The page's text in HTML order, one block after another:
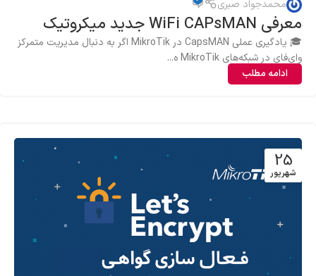
محمدجواد صبری
معرفی WiFi CAPsMAN جدید میکروتیک
🎓 یادگیری عملی CapsMAN در MikroTik اگر به دنبال مدیریت متمرکز
وای‌فای در شبکه‌های MikroTik ه...
ادامه مطلب
25
شهریور